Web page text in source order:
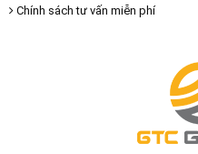
Chính sách tư vấn miễn phí